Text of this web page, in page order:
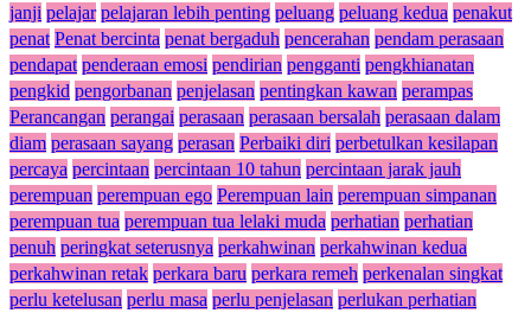
janji pelajar pelajaran lebih penting peluang peluang kedua penakut
penat Penat bercinta penat bergaduh pencerahan pendam perasaan
pendapat penderaan emosi pendirian pengganti pengkhianatan
pengkid pengorbanan penjelasan pentingkan kawan perampas
Perancangan perangai perasaan perasaan bersalah perasaan dalam
diam perasaan sayang perasan Perbaiki diri perbetulkan kesilapan
percaya percintaan percintaan 10 tahun percintaan jarak jauh
perempuan perempuan ego Perempuan lain perempuan simpanan
perempuan tua perempuan tua lelaki muda perhatian perhatian
penuh peringkat seterusnya perkahwinan perkahwinan kedua
perkahwinan retak perkara baru perkara remeh perkenalan singkat
perlu ketelusan perlu masa perlu penjelasan perlukan perhatian